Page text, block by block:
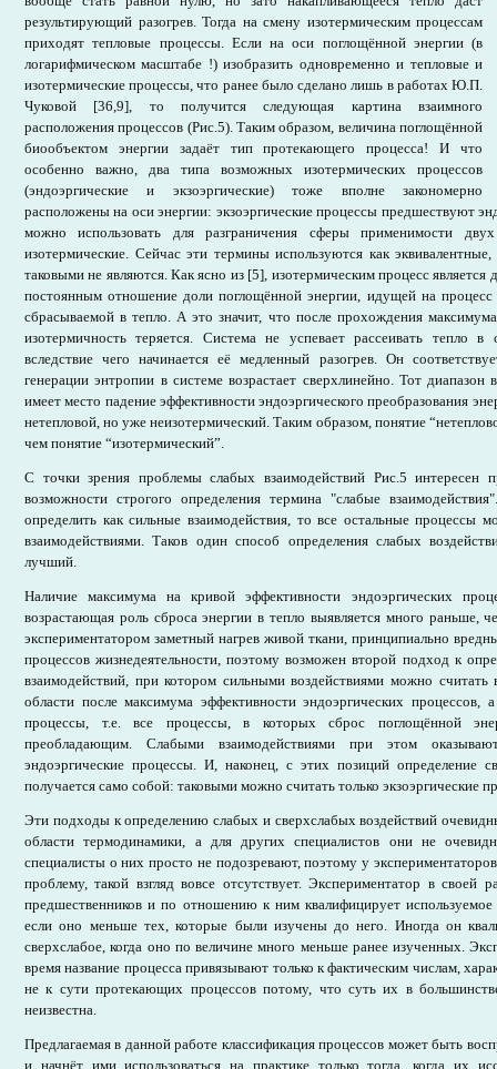
результирующий разогрев. Тогда на смену изотермическим процессам
приходят тепловые процессы. Если на оси поглощённой энергии (в
логарифмическом масштабе !) изобразить одновременно и тепловые и
изотермические процессы, что ранее было сделано лишь в работах Ю.П.
Чуковой [36,9], то получится следующая картина взаимного
расположения процессов (Рис.5). Таким образом, величина поглощённой
биообъектом энергии задаёт тип протекающего процесса! И что
особенно важно, два типа возможных изотермических процессов
(эндоэргические и экзоэргические) тоже вполне закономерно
расположены на оси энергии: экзоэргические процессы предшествуют
можно использовать для разграничения сферы применимости
изотермические. Сейчас эти термины используются как
таковыми не являются. Как ясно из [5], изотермическим процесс является
постоянным отношение доли поглощённой энергии, идущей на процесс
сбрасываемой в тепло. А это значит, что после прохождения максимума
изотермичность теряется. Система не успевает рассеивать тепло в
вследствие чего начинается её медленный разогрев. Он
генерации энтропии в системе возрастает сверхлинейно. Тот диапазон
имеет место падение эффективности эндоэргического преобразования
нетепловой, но уже неизотермический. Таким образом, понятие
чем понятие “изотермический”.
С точки зрения проблемы слабых взаимодействий Рис.5 интересен
возможности строгого определения термина "слабые
определить как сильные взаимодействия, то все остальные процессы
взаимодействиями. Таков один способ определения слабых
лучший.
Наличие максимума на кривой эффективности эндоэргических
возрастающая роль сброса энергии в тепло выявляется много раньше,
экспериментатором заметный нагрев живой ткани, принципиально
процессов жизнедеятельности, поэтому возможен второй подход к
взаимодействий, при котором сильными воздействиями можно считать
области после максимума эффективности эндоэргических процессов,
процессы, т.е. все процессы, в которых сброс поглощённой
преобладающим. Слабыми взаимодействиями при этом
эндоэргические процессы. И, наконец, с этих позиций определение
получается само собой: таковыми можно считать только экзоэргические
Эти подходы к определению слабых и сверхслабых воздействий
области термодинамики, а для других специалистов они не
специалисты о них просто не подозревают, поэтому у
проблему, такой взгляд вовсе отсутствует. Экспериментатор в своей
предшественников и по отношению к ним квалифицирует используемое
если оно меньше тех, которые были изучены до него. Иногда он
сверхслабое, когда оно по величине много меньше ранее изученных.
время название процесса привязывают только к фактическим числам,
не к сути протекающих процессов потому, что суть их в
неизвестна.
Предлагаемая в данной работе классификация процессов может быть
и начнёт ими использоваться на практике только тогда, когда их